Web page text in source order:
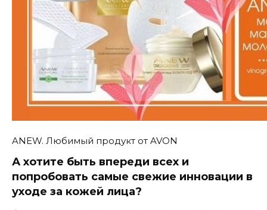
ANEW. Любимый продукт от AVON
А хотите быть впереди всех и
попробовать самые свежие инновации в
уходе за кожей лица?